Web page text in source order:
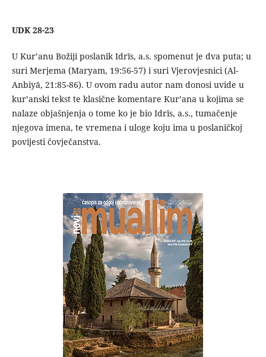
UDK 28-23
U Kur’anu Božiji poslanik Idrīs, a.s. spomenut je dva puta; u
suri Merjema (Maryam, 19:56-57) i suri Vjerovjesnici (Al-
Anbiyā, 21:85-86). U ovom radu autor nam donosi uvide u
kur’anski tekst te klasične komentare Kur’ana u kojima se
nalaze objašnjenja o tome ko je bio Idrīs, a.s., tumačenje
njegova imena, te vremena i uloge koju ima u poslaničkoj
povijesti čovječanstva.